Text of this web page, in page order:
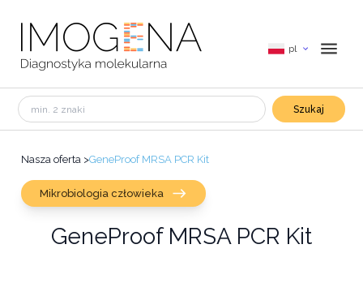
pl
Szukaj
Nasza oferta >GeneProof MRSA PCR Kit
Mikrobiologia człowieka
GeneProof MRSA PCR Kit